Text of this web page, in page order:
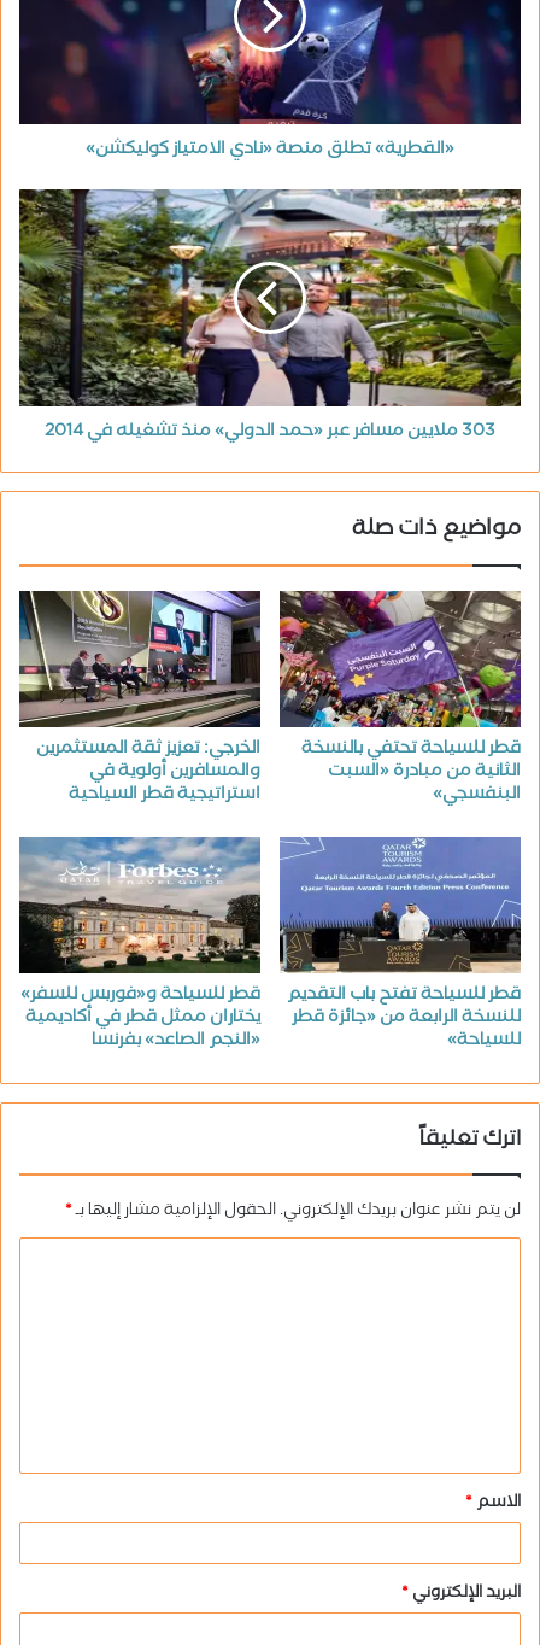
«القطرية» تطلق منصة «نادي الامتياز كوليكشن»
303 ملايين مسافر عبر «حمد الدولي» منذ تشغيله في 2014
مواضيع ذات صلة
قطر للسياحة تحتفي بالنسخة
الثانية من مبادرة «السبت
البنفسجي»
الخرجي: تعزيز ثقة المستثمرين
والمسافرين أولوية في
استراتيجية قطر السياحية
قطر للسياحة تفتح باب التقديم
للنسخة الرابعة من «جائزة قطر
للسياحة»
قطر للسياحة و«فوربس للسفر»
يختاران ممثل قطر في أكاديمية
«النجم الصاعد» بفرنسا
اترك تعليقاً
لن يتم نشر عنوان بريدك الإلكتروني.الحقول الإلزامية مشار إليها بـ*
ق
*
الاسم*
البريد الإلكتروني*